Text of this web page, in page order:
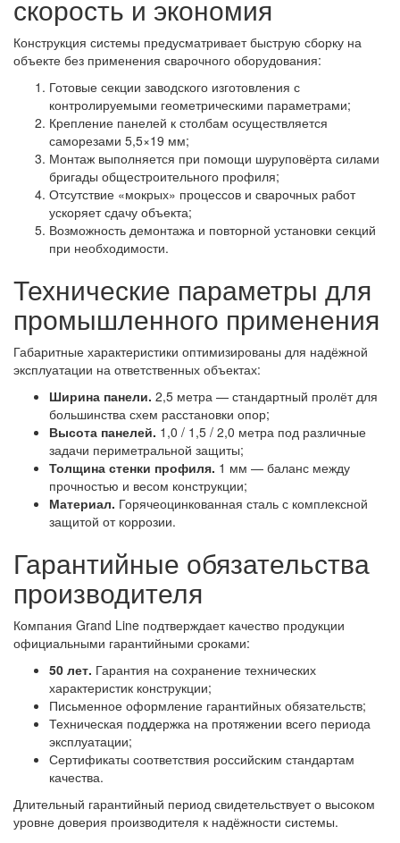
скорость и экономия
Конструкция системы предусматривает быструю сборку на
объекте без применения сварочного оборудования:
Готовые секции заводского изготовления с
контролируемыми геометрическими параметрами;
Крепление панелей к столбам осуществляется
саморезами 5,5×19 мм;
Монтаж выполняется при помощи шуруповёрта силами
бригады общестроительного профиля;
Отсутствие «мокрых» процессов и сварочных работ
ускоряет сдачу объекта;
Возможность демонтажа и повторной установки секций
при необходимости.
Технические параметры для
промышленного применения
Габаритные характеристики оптимизированы для надёжной
эксплуатации на ответственных объектах:
Ширина панели. 2,5 метра — стандартный пролёт для
большинства схем расстановки опор;
Высота панелей. 1,0 / 1,5 / 2,0 метра под различные
задачи периметральной защиты;
Толщина стенки профиля. 1 мм — баланс между
прочностью и весом конструкции;
Материал. Горячеоцинкованная сталь с комплексной
защитой от коррозии.
Гарантийные обязательства
производителя
Компания Grand Line подтверждает качество продукции
официальными гарантийными сроками:
50 лет. Гарантия на сохранение технических
характеристик конструкции;
Письменное оформление гарантийных обязательств;
Техническая поддержка на протяжении всего периода
эксплуатации;
Сертификаты соответствия российским стандартам
качества.
Длительный гарантийный период свидетельствует о высоком
уровне доверия производителя к надёжности системы.